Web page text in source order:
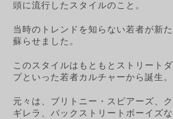
頭に流行したスタイルのこと。
当時のトレンドを知らない若者が新
蘇らせました。
このスタイルはもともとストリート
プといった若者カルチャーから誕生。
元々は、ブリトニー・スピアーズ、
ギレラ、バックストリートボーイズ